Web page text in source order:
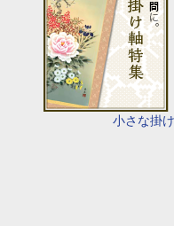
小さな掛